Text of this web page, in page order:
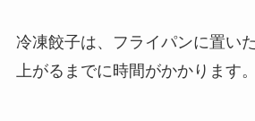
冷凍餃子は、フライパンに置い
上がるまでに時間がかかります。